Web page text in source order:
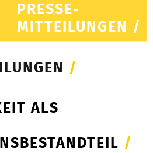
PRESSE-
MITTEILUNGEN /
/
ALS
/